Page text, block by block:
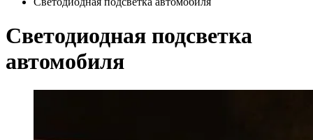
Светодиодная подсветка
автомобиля